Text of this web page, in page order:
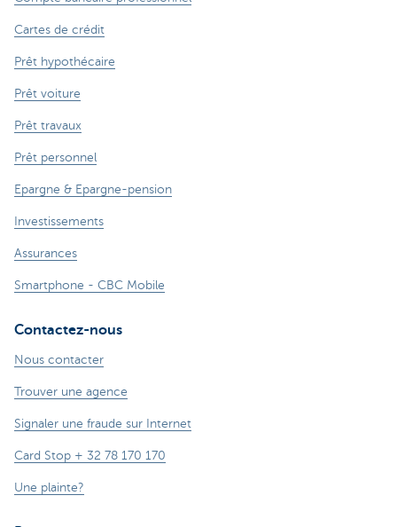
Cartes de crédit
Prêt hypothécaire
Prêt voiture
Prêt travaux
Prêt personnel
Epargne & Epargne-pension
Investissements
Assurances
Smartphone - CBC Mobile
Contactez-nous
Nous contacter
Trouver une agence
Signaler une fraude sur Internet
Card Stop + 32 78 170 170
Une plainte?